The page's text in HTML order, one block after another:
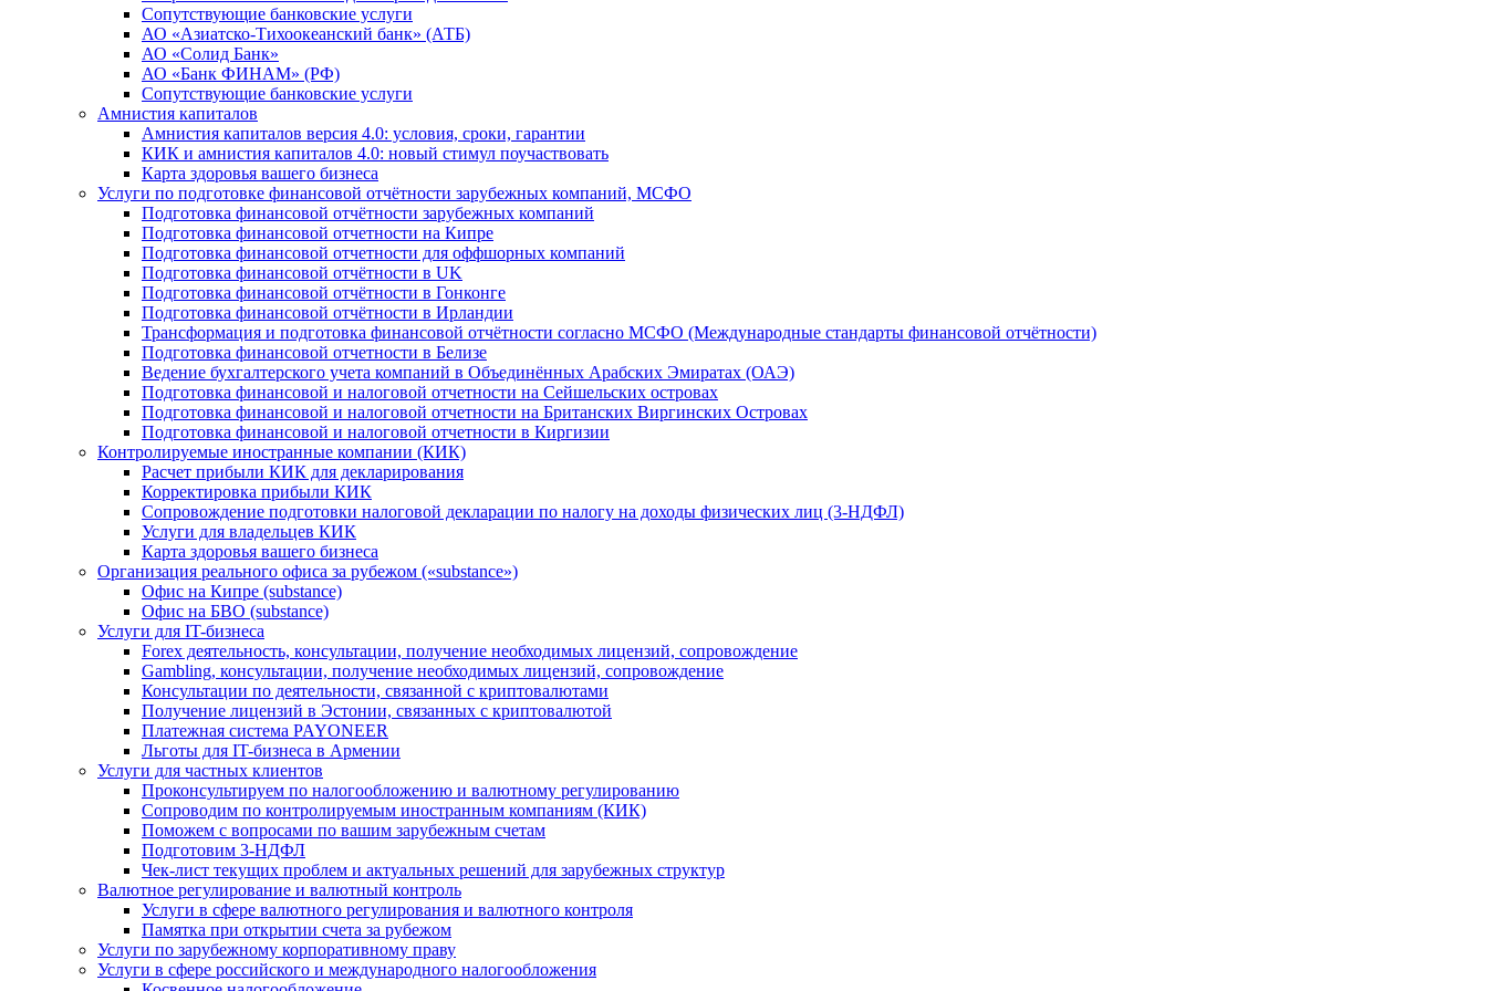
Сопутствующие банковские услуги
АО «Азиатско-Тихоокеанский банк» (АТБ)
АО «Солид Банк»
АО «Банк ФИНАМ» (РФ)
Сопутствующие банковские услуги
Амнистия капиталов
Амнистия капиталов версия 4.0: условия, сроки, гарантии
КИК и амнистия капиталов 4.0: новый стимул поучаствовать
Карта здоровья вашего бизнеса
Услуги по подготовке финансовой отчётности зарубежных компаний, МСФО
Подготовка финансовой отчётности зарубежных компаний
Подготовка финансовой отчетности на Кипре
Подготовка финансовой отчетности для оффшорных компаний
Подготовка финансовой отчётности в UK
Подготовка финансовой отчётности в Гонконге
Подготовка финансовой отчётности в Ирландии
Трансформация и подготовка финансовой отчётности согласно МСФО (Международные стандарты финансовой отчётности)
Подготовка финансовой отчетности в Белизе
Ведение бухгалтерского учета компаний в Объединённых Арабских Эмиратах (ОАЭ)
Подготовка финансовой и налоговой отчетности на Сейшельских островах
Подготовка финансовой и налоговой отчетности на Британских Виргинских Островах
Подготовка финансовой и налоговой отчетности в Киргизии
Контролируемые иностранные компании (КИК)
Расчет прибыли КИК для декларирования
Корректировка прибыли КИК
Сопровождение подготовки налоговой декларации по налогу на доходы физических лиц (3-НДФЛ)
Услуги для владельцев КИК
Карта здоровья вашего бизнеса
Организация реального офиса за рубежом («substance»)
Офис на Кипре (substance)
Офис на БВО (substance)
Услуги для IT-бизнеса
Forex деятельность, консультации, получение необходимых лицензий, сопровождение
Gambling, консультации, получение необходимых лицензий, сопровождение
Консультации по деятельности, связанной с криптовалютами
Получение лицензий в Эстонии, связанных с криптовалютой
Платежная система PAYONEER
Льготы для IT-бизнеса в Армении
Услуги для частных клиентов
Проконсультируем по налогообложению и валютному регулированию
Сопроводим по контролируемым иностранным компаниям (КИК)
Поможем с вопросами по вашим зарубежным счетам
Подготовим 3-НДФЛ
Чек-лист текущих проблем и актуальных решений для зарубежных структур
Валютное регулирование и валютный контроль
Услуги в сфере валютного регулирования и валютного контроля
Памятка при открытии счета за рубежом
Услуги по зарубежному корпоративному праву
Услуги в сфере российского и международного налогообложения